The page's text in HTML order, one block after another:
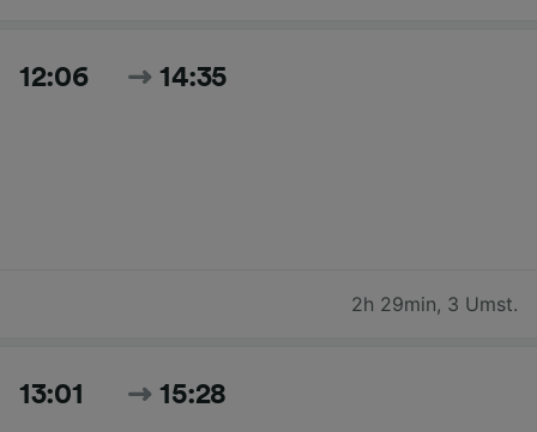
12:06 14:35
2h 29min, 3 Umst.
13:01 15:28